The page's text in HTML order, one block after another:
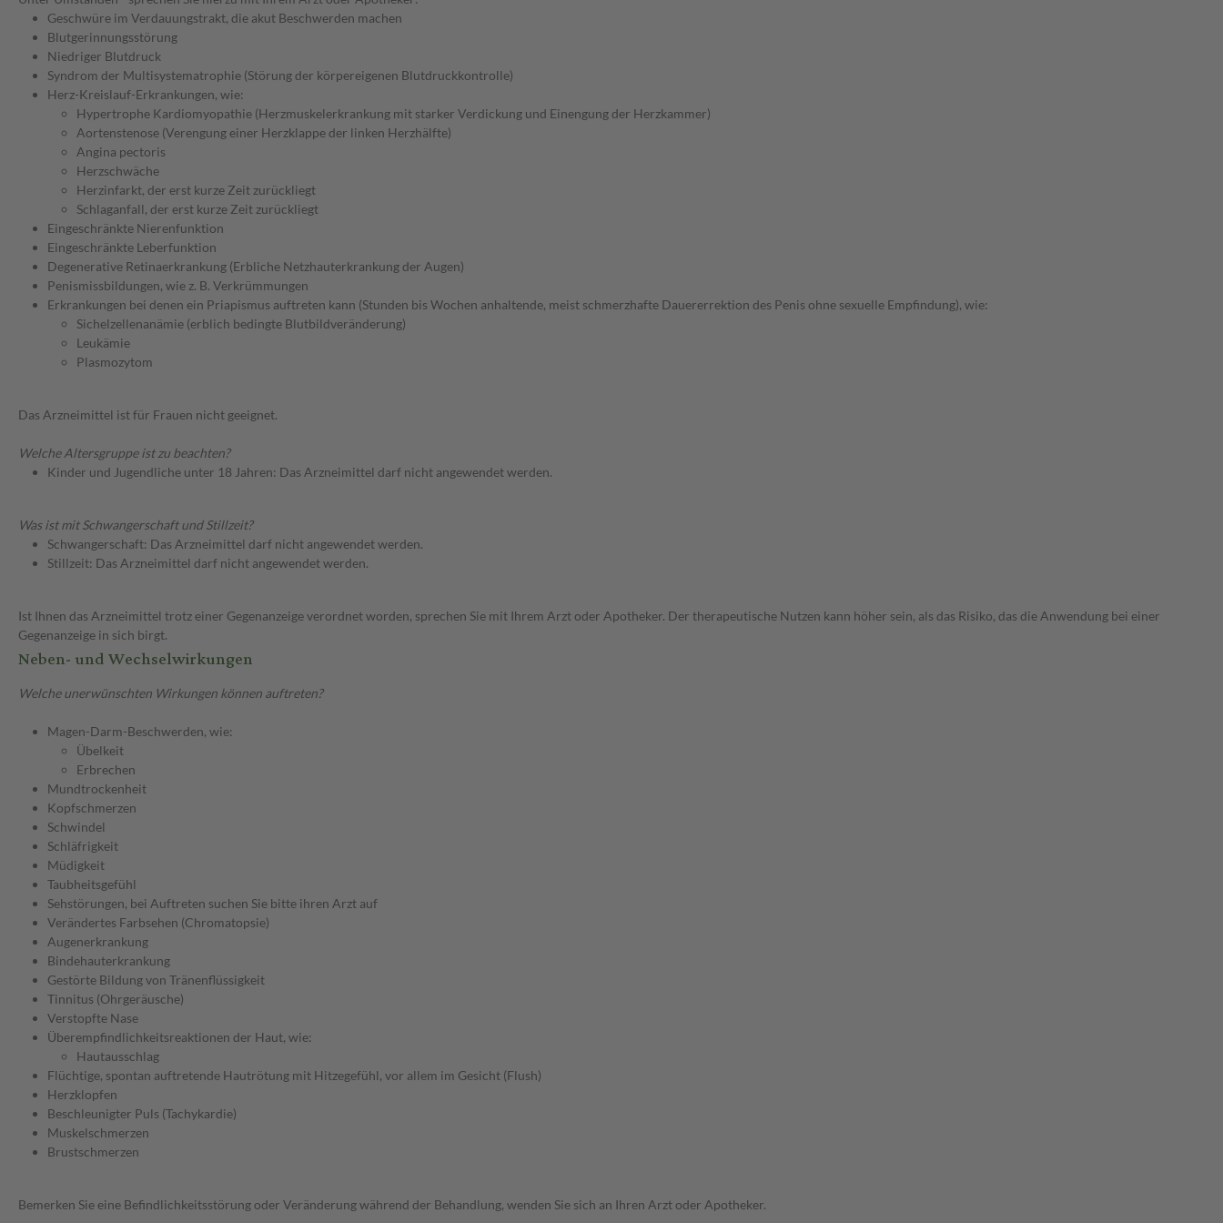
Geschwüre im Verdauungstrakt, die akut Beschwerden machen
Blutgerinnungsstörung
Niedriger Blutdruck
Syndrom der Multisystematrophie (Störung der körpereigenen Blutdruckkontrolle)
Herz-Kreislauf-Erkrankungen, wie:
Hypertrophe Kardiomyopathie (Herzmuskelerkrankung mit starker Verdickung und Einengung der Herzkammer)
Aortenstenose (Verengung einer Herzklappe der linken Herzhälfte)
Angina pectoris
Herzschwäche
Herzinfarkt, der erst kurze Zeit zurückliegt
Schlaganfall, der erst kurze Zeit zurückliegt
Eingeschränkte Nierenfunktion
Eingeschränkte Leberfunktion
Degenerative Retinaerkrankung (Erbliche Netzhauterkrankung der Augen)
Penismissbildungen, wie z. B. Verkrümmungen
Erkrankungen bei denen ein Priapismus auftreten kann (Stunden bis Wochen anhaltende, meist schmerzhafte Dauererrektion des Penis ohne sexuelle Empfindung), wie:
Sichelzellenanämie (erblich bedingte Blutbildveränderung)
Leukämie
Plasmozytom
Das Arzneimittel ist für Frauen nicht geeignet.
Welche Altersgruppe ist zu beachten?
Kinder und Jugendliche unter 18 Jahren: Das Arzneimittel darf nicht angewendet werden.
Was ist mit Schwangerschaft und Stillzeit?
Schwangerschaft: Das Arzneimittel darf nicht angewendet werden.
Stillzeit: Das Arzneimittel darf nicht angewendet werden.
Ist Ihnen das Arzneimittel trotz einer Gegenanzeige verordnet worden, sprechen Sie mit Ihrem Arzt oder Apotheker. Der therapeutische Nutzen kann höher sein, als das Risiko, das die Anwendung bei einer
Gegenanzeige in sich birgt.
Neben- und Wechselwirkungen
Welche unerwünschten Wirkungen können auftreten?
Magen-Darm-Beschwerden, wie:
Übelkeit
Erbrechen
Mundtrockenheit
Kopfschmerzen
Schwindel
Schläfrigkeit
Müdigkeit
Taubheitsgefühl
Sehstörungen, bei Auftreten suchen Sie bitte ihren Arzt auf
Verändertes Farbsehen (Chromatopsie)
Augenerkrankung
Bindehauterkrankung
Gestörte Bildung von Tränenflüssigkeit
Tinnitus (Ohrgeräusche)
Verstopfte Nase
Überempfindlichkeitsreaktionen der Haut, wie:
Hautausschlag
Flüchtige, spontan auftretende Hautrötung mit Hitzegefühl, vor allem im Gesicht (Flush)
Herzklopfen
Beschleunigter Puls (Tachykardie)
Muskelschmerzen
Brustschmerzen
Bemerken Sie eine Befindlichkeitsstörung oder Veränderung während der Behandlung, wenden Sie sich an Ihren Arzt oder Apotheker.